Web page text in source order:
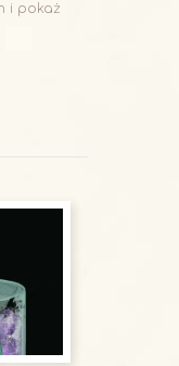
i pokaż